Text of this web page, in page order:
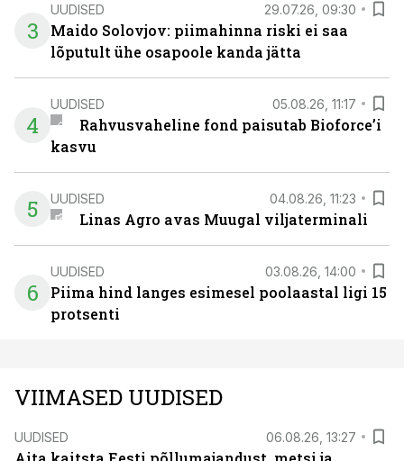
3
UUDISED 29.07.26, 09:30
Maido Solovjov: piimahinna riski ei saa
lõputult ühe osapoole kanda jätta
4
UUDISED 05.08.26, 11:17
Rahvusvaheline fond paisutab Bioforce’i
kasvu
5 UUDISED 04.08.26, 11:23
Linas Agro avas Muugal viljaterminali
6
UUDISED 03.08.26, 14:00
Piima hind langes esimesel poolaastal ligi 15
protsenti
VIIMASED UUDISED
UUDISED 06.08.26, 13:27